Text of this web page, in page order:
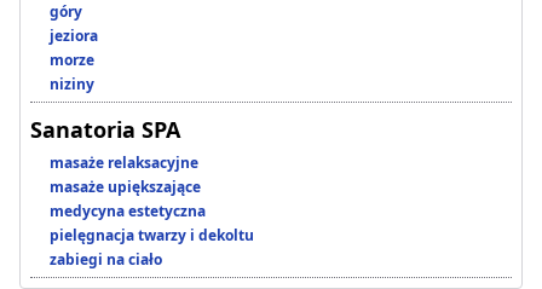
góry
jeziora
morze
niziny
Sanatoria SPA
masaże relaksacyjne
masaże upiększające
medycyna estetyczna
pielęgnacja twarzy i dekoltu
zabiegi na ciało